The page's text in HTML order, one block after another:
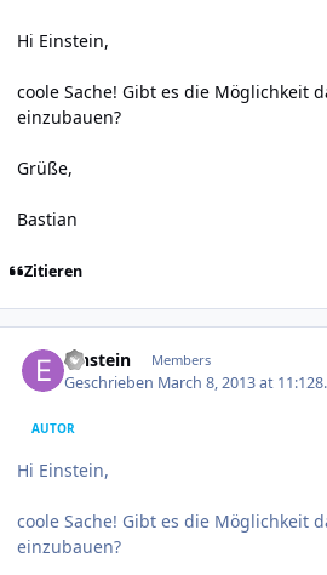
Hi Einstein,
coole Sache! Gibt es die Möglichkeit
einzubauen?
Grüße,
Bastian
Zitieren
Einstein Members
Geschrieben March 8, 2013 at 11:12
AUTOR
Hi Einstein,
coole Sache! Gibt es die Möglichkeit
einzubauen?